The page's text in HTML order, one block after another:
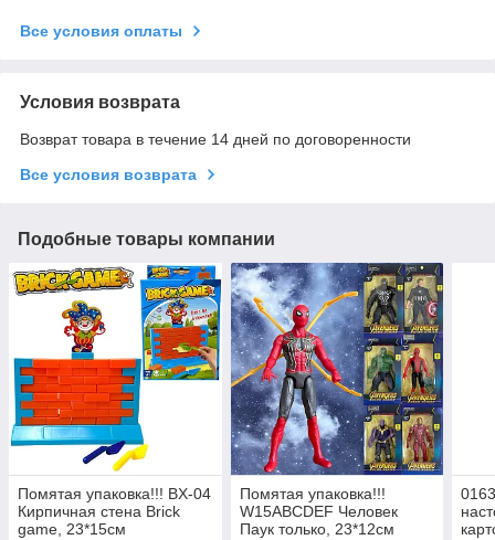
Все условия оплаты
Условия возврата
Возврат товара в течение 14 дней по договоренности
Все условия возврата
Подобные товары компании
Помятая упаковка!!! BX-04
Кирпичная стена Brick
game, 23*15см
Помятая упаковка!!!
W15ABCDEF Человек
Паук только, 23*12см